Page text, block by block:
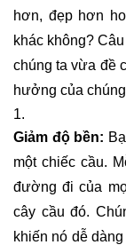
hơn, đẹp hơn
khác không?
chúng ta vừa đề
hưởng của
Giảm độ bền:
một chiếc cầu.
đường đi của
cây cầu đó.
khiến nó dễ